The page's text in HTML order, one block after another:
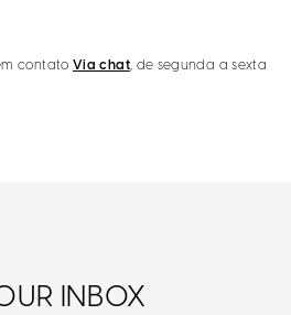
contato Via chat, de segunda a sexta
INBOX